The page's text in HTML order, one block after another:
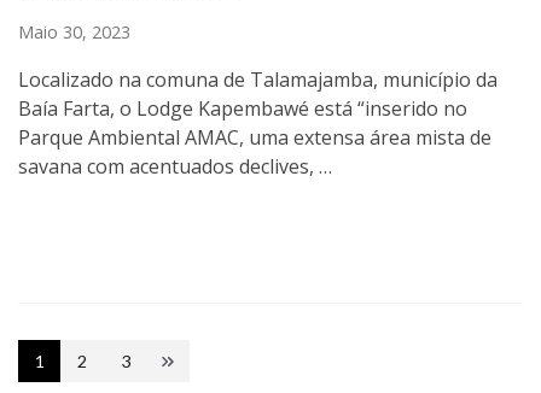
Maio 30, 2023
Localizado na comuna de Talamajamba, município da
Baía Farta, o Lodge Kapembawé está “inserido no
Parque Ambiental AMAC, uma extensa área mista de
savana com acentuados declives, …
Posts
Page
1 Page
2 Page
3